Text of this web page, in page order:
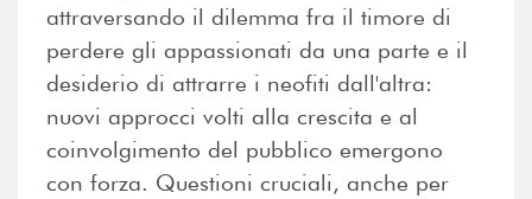
attraversando il dilemma fra il timore di
perdere gli appassionati da una parte e il
desiderio di attrarre i neofiti dall'altra:
nuovi approcci volti alla crescita e al
coinvolgimento del pubblico emergono
con forza. Questioni cruciali, anche per